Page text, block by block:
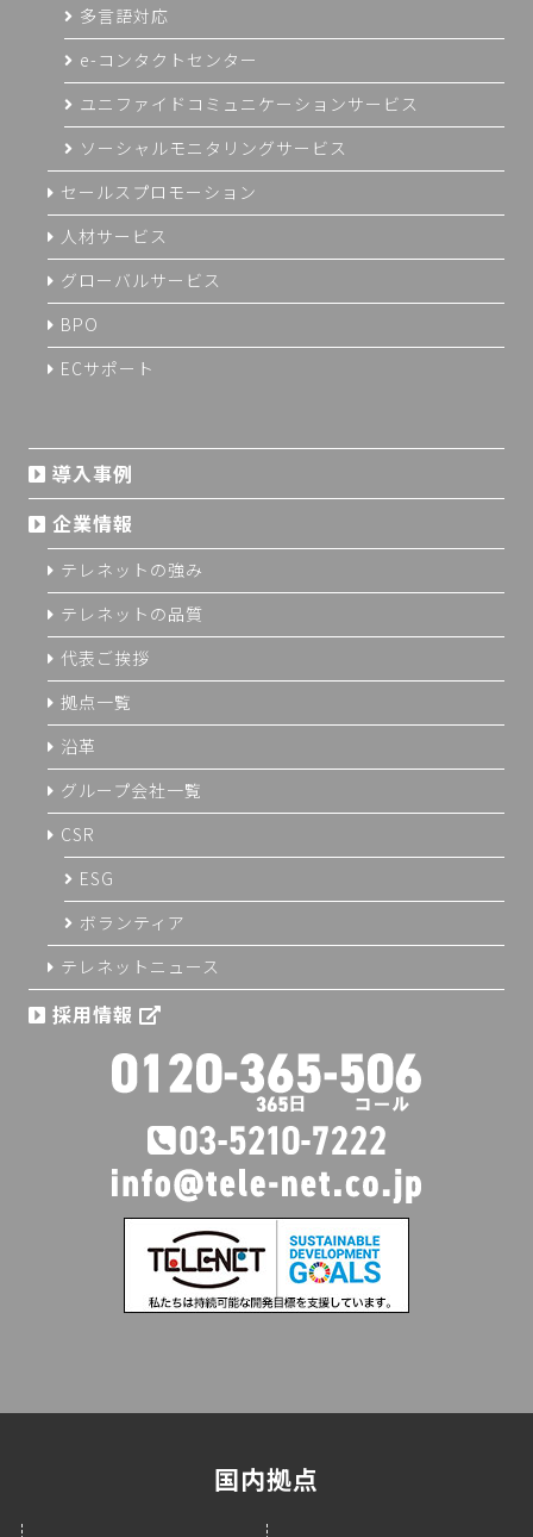
多言語対応
e-コンタクトセンター
ユニファイドコミュニケーションサービス
ソーシャルモニタリングサービス
セールスプロモーション
人材サービス
グローバルサービス
BPO
ECサポート
導入事例
企業情報
テレネットの強み
テレネットの品質
代表ご挨拶
拠点一覧
沿革
グループ会社一覧
CSR
ESG
ボランティア
テレネットニュース
採用情報
国内拠点